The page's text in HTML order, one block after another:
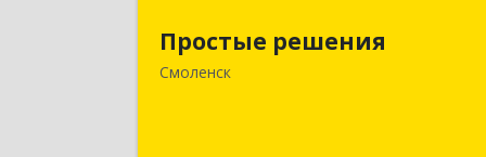
Простые решения
Смоленск
Большая Краснофлотская ул, дом №